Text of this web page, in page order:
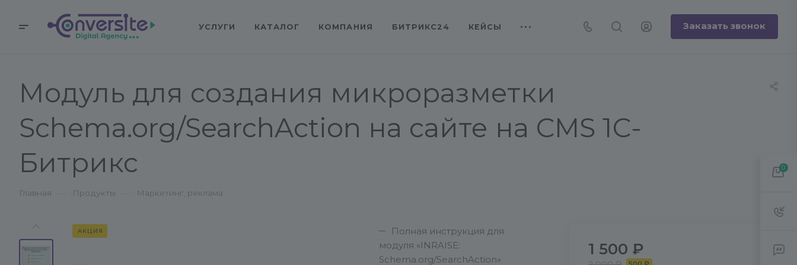
УСЛУГИ КАТАЛОГ КОМПАНИЯ БИТРИКС24 КЕЙСЫ Заказать звонок
Модуль для создания микроразметки
Schema.org/SearchAction на сайте на CMS 1С-
Битрикс
Главная Продукты Маркетинг, реклама
1 500 ₽
АКЦИЯ
Полная инструкция для
модуля «INRAISE:
Schema.org/SearchAction»
0